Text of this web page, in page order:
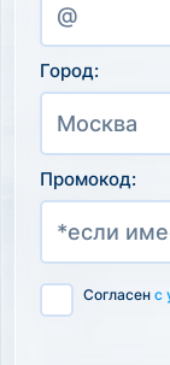
Город:
Промокод:
Согласен с